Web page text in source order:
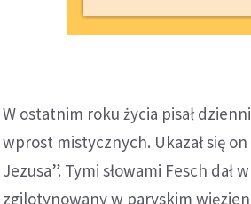
W ostatnim roku życia pisał
wprost mistycznych. Ukazał się
Jezusa”. Tymi słowami Fesch
zgilotynowany w paryskim